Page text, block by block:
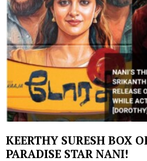
KEERTHY SURESH BOX
PARADISE STAR NANI!